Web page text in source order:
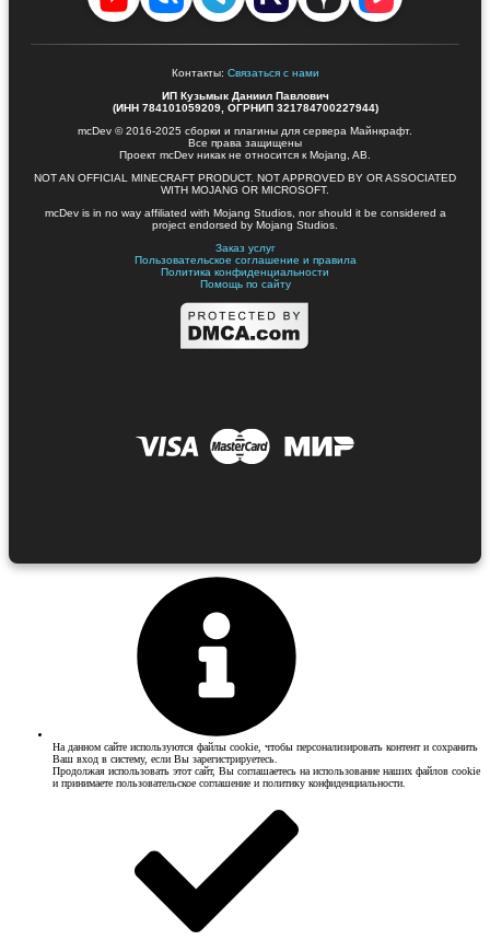
Контакты: Связаться с нами
ИП Кузьмык Даниил Павлович
(ИНН 784101059209, ОГРНИП 321784700227944)
mcDev © 2016-2025 сборки и плагины для сервера Майнкрафт.
Все права защищены
Проект mcDev никак не относится к Mojang, AB.
NOT AN OFFICIAL MINECRAFT PRODUCT. NOT APPROVED BY OR ASSOCIATED
WITH MOJANG OR MICROSOFT.
mcDev is in no way affiliated with Mojang Studios, nor should it be considered a
project endorsed by Mojang Studios.
Заказ услуг
Пользовательское соглашение и правила
Политика конфиденциальности
Помощь по сайту
На данном сайте используются файлы cookie, чтобы персонализировать контент и сохранить
Ваш вход в систему, если Вы зарегистрируетесь.
Продолжая использовать этот сайт, Вы соглашаетесь на использование наших файлов cookie
и принимаете пользовательское соглашение и политику конфиденциальности.